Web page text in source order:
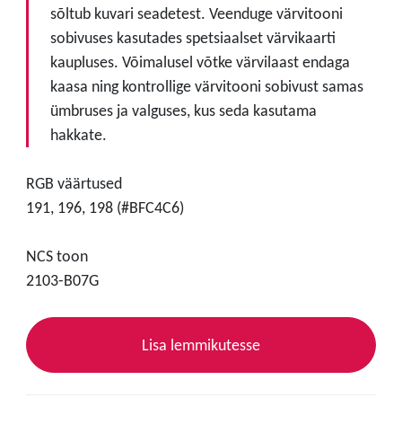
sõltub kuvari seadetest. Veenduge värvitooni
sobivuses kasutades spetsiaalset värvikaarti
kaupluses. Võimalusel võtke värvilaast endaga
kaasa ning kontrollige värvitooni sobivust samas
ümbruses ja valguses, kus seda kasutama
hakkate.
RGB väärtused
191, 196, 198 (#BFC4C6)
NCS toon
2103-B07G
Lisa lemmikutesse